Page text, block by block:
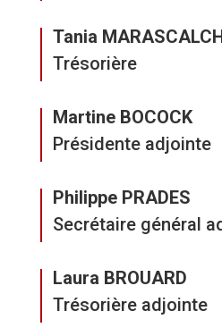
Tania
Trésorière
Martine BOCOCK
Présidente adjointe
Philippe PRADES
Secrétaire général
Laura BROUARD
Trésorière adjointe